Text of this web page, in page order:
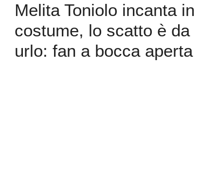
Melita Toniolo incanta in
costume, lo scatto è da
urlo: fan a bocca aperta